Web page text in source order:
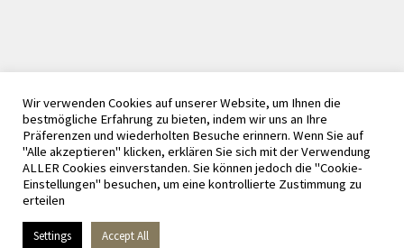
© Flourou Luxury Interior Design & Art 2026
Datenschutz
Erstellt mit WooCommerce.
Wir verwenden Cookies auf unserer Website, um Ihnen die
bestmögliche Erfahrung zu bieten, indem wir uns an Ihre
Präferenzen und wiederholten Besuche erinnern. Wenn Sie auf
"Alle akzeptieren" klicken, erklären Sie sich mit der Verwendung
ALLER Cookies einverstanden. Sie können jedoch die "Cookie-
Einstellungen" besuchen, um eine kontrollierte Zustimmung zu
erteilen
Settings Accept All